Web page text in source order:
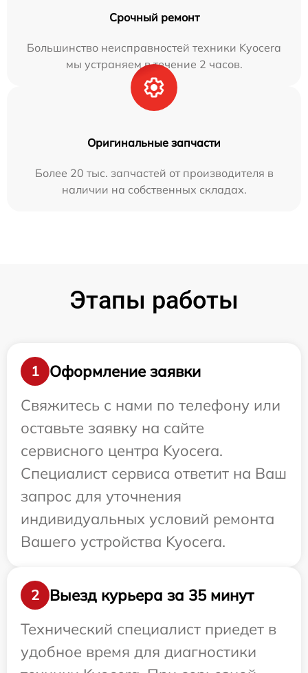
Срочный ремонт
Большинство неисправностей техники Kyocera
мы устраняем в течение 2 часов.
Оригинальные запчасти
Более 20 тыс. запчастей от производителя в
наличии на собственных складах.
Этапы работы
1
Оформление заявки
Свяжитесь с нами по телефону или
оставьте заявку на сайте
сервисного центра Kyocera.
Специалист сервиса ответит на Ваш
запрос для уточнения
индивидуальных условий ремонта
Вашего устройства Kyocera.
2
Выезд курьера за 35 минут
Технический специалист приедет в
удобное время для диагностики